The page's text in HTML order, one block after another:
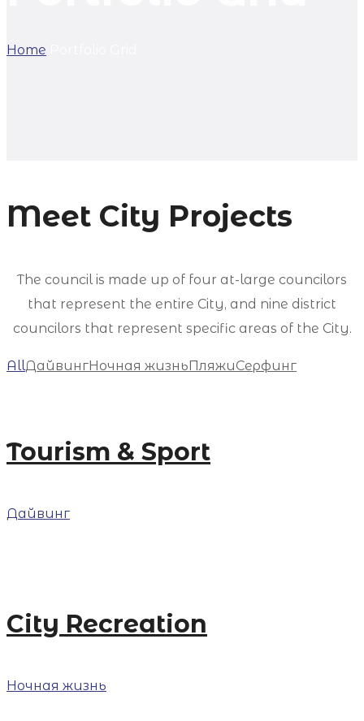
Home
Meet City Projects
The council is made up of four at-large councilors
that represent the entire City, and nine district
councilors that represent specific areas of the City.
AllДайвингНочная жизньПляжиСерфинг
Tourism & Sport
Дайвинг
City Recreation
Ночная жизнь